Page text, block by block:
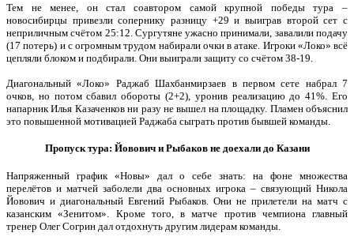
Тем не менее, он стал соавтором самой крупной победы тура –
новосибирцы привезли сопернику разницу +29 и выиграв второй сет с
неприличным счётом 25:12. Сургутяне ужасно принимали, завалили подачу
(17 потерь) и с огромным трудом набирали очки в атаке. Игроки «Локо» всё
цепляли блоком и подбирали. Они выиграли защиту со счётом 38-19.
Диагональный «Локо» Раджаб Шахбанмирзаев в первом сете набрал 7
очков, но потом сбавил обороты (2+2), уронив реализацию до 41%. Его
напарник Илья Казаченков ни разу не вышел на площадку. Пламен объяснил
это повышенной мотивацией Раджаба сыграть против бывшей команды.
Пропуск тура: Йовович и Рыбаков не доехали до Казани
Напряженный график «Новы» дал о себе знать: на фоне множества
перелётов и матчей заболели два основных игрока – связующий Никола
Йовович и диагональный Евгений Рыбаков. Они не прилетели на матч с
казанским «Зенитом». Кроме того, в матче против чемпиона главный
тренер Олег Согрин дал отдохнуть другим лидерам команды.